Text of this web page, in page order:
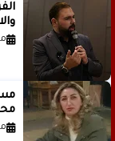
والامداد
منذ